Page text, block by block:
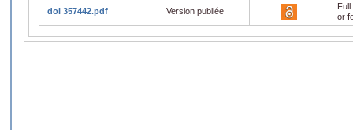
doi 357442.pdf Version publiée
or